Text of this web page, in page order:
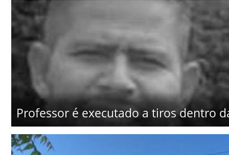
Professor é executado a tiros dentro